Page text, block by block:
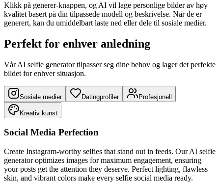
Klikk på generer-knappen, og AI vil lage personlige bilder av høy
kvalitet basert på din tilpassede modell og beskrivelse. Når de er
generert, kan du umiddelbart laste ned eller dele til sosiale medier.
Perfekt for enhver anledning
Vår AI selfie generator tilpasser seg dine behov og lager det perfekte
bildet for enhver situasjon.
Sosiale medier Datingprofiler Profesjonell
Kreativ kunst
Social Media Perfection
Create Instagram-worthy selfies that stand out in feeds. Our AI selfie
generator optimizes images for maximum engagement, ensuring
your posts get the attention they deserve. Perfect lighting, flawless
skin, and vibrant colors make every selfie social media ready.